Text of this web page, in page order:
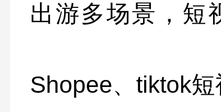
出游多场景，短
Shopee、tiktok